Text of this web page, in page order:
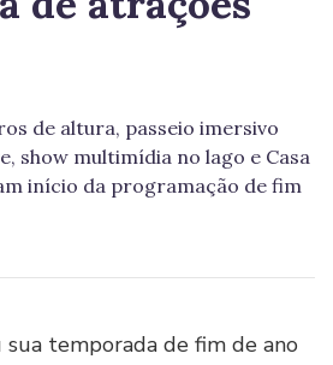
de altura, passeio imersivo
show multimídia no lago e Casa
início da programação de fim
sua temporada de fim de ano